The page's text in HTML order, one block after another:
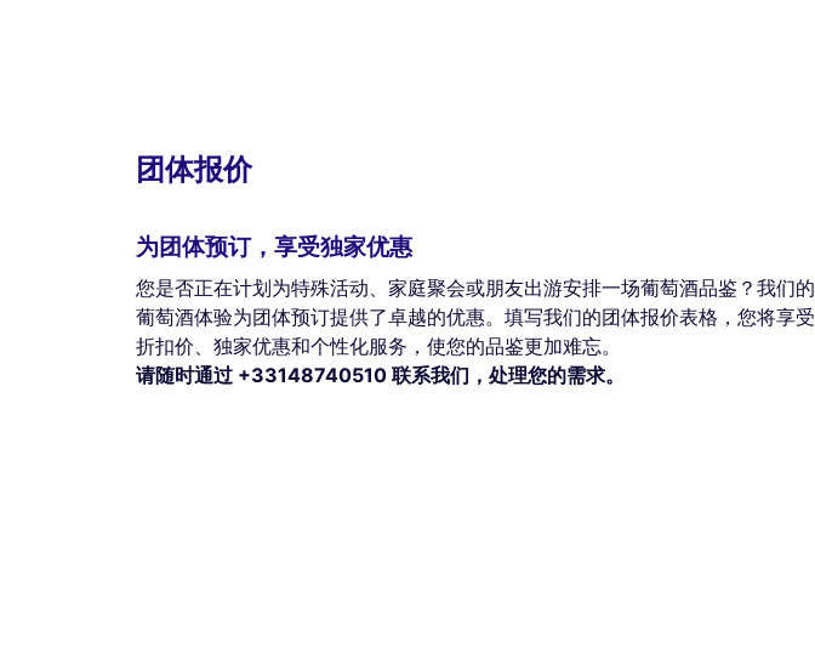
团体报价
为团体预订，享受独家优惠
您是否正在计划为特殊活动、家庭聚会或朋友出游安排一场葡萄酒品鉴？我们的
葡萄酒体验为团体预订提供了卓越的优惠。填写我们的团体报价表格，您将享受
折扣价、独家优惠和个性化服务，使您的品鉴更加难忘。
请随时通过 +33148740510 联系我们，处理您的需求。